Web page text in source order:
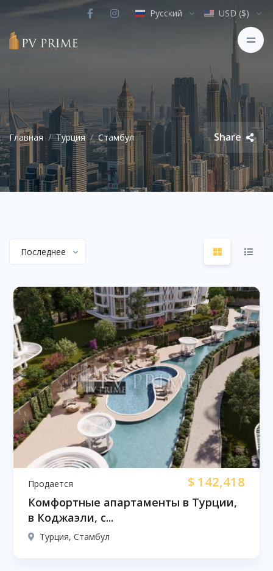
Русский USD ($)
Главная Турция Стамбул Share
Последнее
Продается $ 142,418
Комфортные апартаменты в Турции,
в Коджаэли, с...
Турция, Стамбул